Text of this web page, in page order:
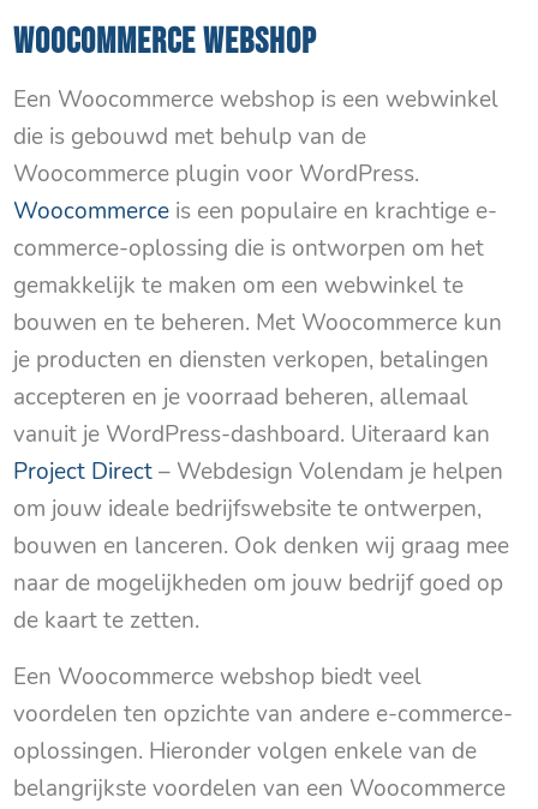
WOOCOMMERCE WEBSHOP
Een Woocommerce webshop is een webwinkel
die is gebouwd met behulp van de
Woocommerce plugin voor WordPress.
Woocommerce is een populaire en krachtige e-
commerce-oplossing die is ontworpen om het
gemakkelijk te maken om een webwinkel te
bouwen en te beheren. Met Woocommerce kun
je producten en diensten verkopen, betalingen
accepteren en je voorraad beheren, allemaal
vanuit je WordPress-dashboard. Uiteraard kan
Project Direct– Webdesign Volendam je helpen
om jouw ideale bedrijfswebsite te ontwerpen,
bouwen en lanceren. Ook denken wij graag mee
naar de mogelijkheden om jouw bedrijf goed op
de kaart te zetten.
Een Woocommerce webshop biedt veel
voordelen ten opzichte van andere e-commerce-
oplossingen. Hieronder volgen enkele van de
belangrijkste voordelen van een Woocommerce